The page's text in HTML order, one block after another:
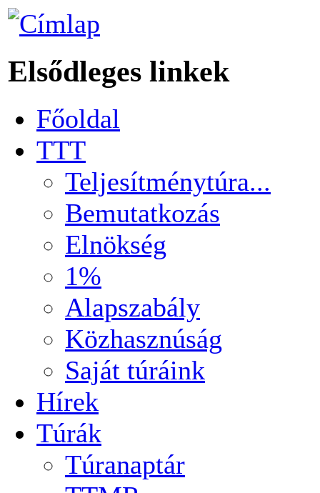
Elsődleges linkek
Főoldal
TTT
Teljesítménytúra...
Bemutatkozás
Elnökség
1%
Alapszabály
Közhasznúság
Saját túráink
Hírek
Túrák
Túranaptár